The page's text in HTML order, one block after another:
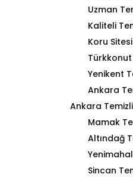
Uzman
Kaliteli
Koru
Yenikent
Ankara
Ankara
Mamak
Altındağ
Sincan